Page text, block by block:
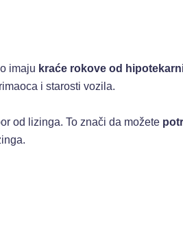
imaju kraće rokove od
i starosti vozila.
od lizinga. To znači da možete